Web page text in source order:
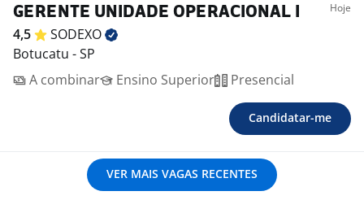
GERENTE UNIDADE OPERACIONAL I Hoje
4,5
SODEXO
Botucatu - SP
A combinar
Ensino Superior Presencial
Candidatar-me
VER MAIS VAGAS RECENTES